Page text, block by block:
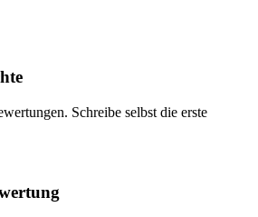
Schreibe selbst die erste